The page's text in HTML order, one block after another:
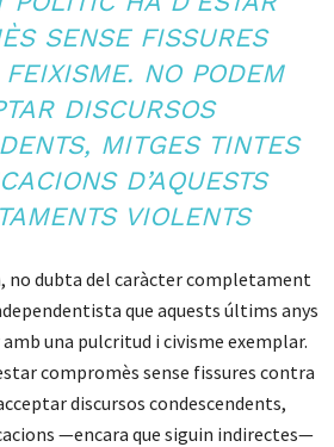
SENSE FISSURES
NO PODEM
DISCURSOS
MITGES TINTES
D’AQUESTS
VIOLENTS
no dubta del caràcter completament
que aquests últims anys
una pulcritud i civisme exemplar.
compromès sense fissures contra
discursos condescendents,
—encara que siguin indirectes—